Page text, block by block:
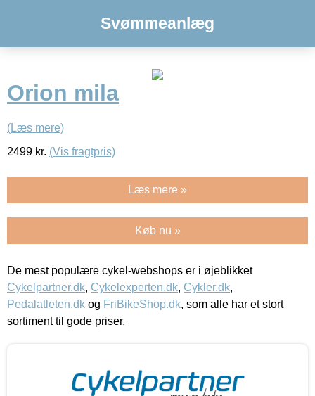
Svømmeanlæg
Orion mila
(Læs mere)
2499 kr. (Vis fragtpris)
Læs mere »
Køb nu »
De mest populære cykel-webshops er i øjeblikket
Cykelpartner.dk, Cykelexperten.dk, Cykler.dk,
Pedalatleten.dk og FriBikeShop.dk, som alle har et stort
sortiment til gode priser.